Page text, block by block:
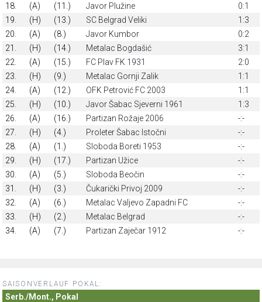
18.
(A) (11.) Javor Plužine
0:1
19.
(H) (13.) SC Belgrad Veliki
1:3
20.
(A) (8.) Javor Kumbor
0:2
21.
(H) (14.) Metalac Bogdašić
3:1
22.
(A) (15.) FC Plav FK 1931
2:0
23.
(H) (9.) Metalac Gornji Zalik
1:1
24.
(A) (12.) OFK Petrović FC 2003
1:1
25.
(H) (10.) Javor Šabac Sjeverni 1961
1:3
26.
(A) (16.) Partizan Rožaje 2006
-:-
27.
(H) (4.) Proleter Šabac Istočni
-:-
28.
(A) (1.) Sloboda Boreti 1953
-:-
29.
(H) (17.) Partizan Užice
-:-
30.
(A) (5.) Sloboda Beočin
-:-
31.
(H) (3.) Čukarički Privoj 2009
-:-
32.
(A) (6.) Metalac Valjevo Zapadni FC
-:-
33.
(H) (2.) Metalac Belgrad
-:-
34.
(A) (7.) Partizan Zaječar 1912 -:-
SAISONVERLAUF POKAL:
Serb./Mont., Pokal